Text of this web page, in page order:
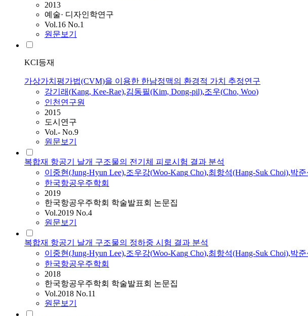
2013
예술· 디자인학연구
Vol.16 No.1
원문보기
KCI등재
가상가치평가법(CVM)을 이용한 한남정맥의 환경적 가치 추정연구
강기래(Kang, Kee-Rae),김동필(Kim, Dong-pil),조우(Cho, Woo)
인천연구원
2015
도시연구
Vol.- No.9
원문보기
복합재 항공기 날개 구조물의 전기체 피로시험 결과 분석
이중현(Jung-Hyun Lee),조우강(Woo-Kang Cho),최항석(Hang-Suk Choi),박준
한국항공우주학회
2019
한국항공우주학회 학술발표회 논문집
Vol.2019 No.4
원문보기
복합재 항공기 날개 구조물의 정하중 시험 결과 분석
이중현(Jung-Hyun Lee),조우강(Woo-Kang Cho),최항석(Hang-Suk Choi),박준
한국항공우주학회
2018
한국항공우주학회 학술발표회 논문집
Vol.2018 No.11
원문보기